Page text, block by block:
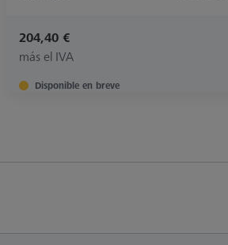
204,40 €
más el IVA
Disponible en breve